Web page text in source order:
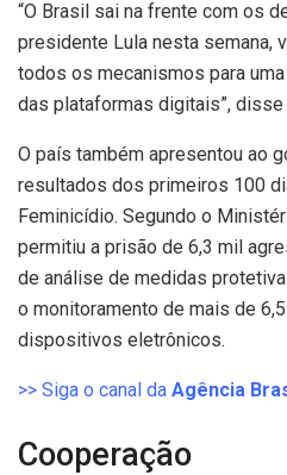
“O Brasil sai na frente com os
presidente Lula nesta semana,
todos os mecanismos para
das plataformas digitais”, disse
O país também apresentou ao
resultados dos primeiros 100
Feminicídio. Segundo o
permitiu a prisão de 6,3 mil
de análise de medidas
o monitoramento de mais de
dispositivos eletrônicos.
>> Siga o canal da Agência
Cooperação